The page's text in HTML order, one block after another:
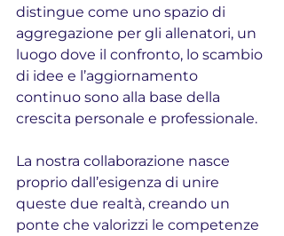
distingue come uno spazio di
aggregazione per gli allenatori, un
luogo dove il confronto, lo scambio
di idee e l’aggiornamento
continuo sono alla base della
crescita personale e professionale.
La nostra collaborazione nasce
proprio dall’esigenza di unire
queste due realtà, creando un
ponte che valorizzi le competenze